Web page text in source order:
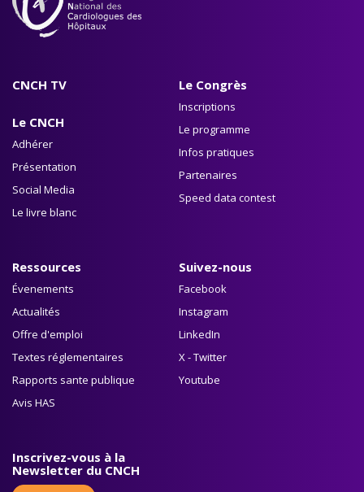
CNCH TV
Le CNCH
Adhérer
Présentation
Social Media
Le livre blanc
Le Congrès
Inscriptions
Le programme
Infos pratiques
Partenaires
Speed data contest
Ressources
Évenements
Actualités
Offre d'emploi
Textes réglementaires
Rapports sante publique
Avis HAS
Suivez-nous
Facebook
Instagram
LinkedIn
X - Twitter
Youtube
Inscrivez-vous à la
Newsletter du CNCH